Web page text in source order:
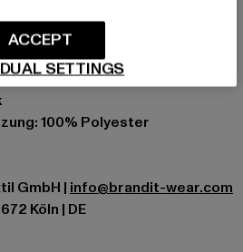
100% Polyester
GmbH | info@brandit-wear.com
Köln | DE
SETTINGS
ACCEPT